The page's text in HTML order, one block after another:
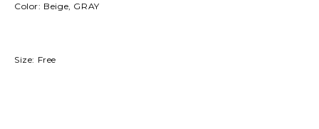
Color: Beige, GRAY
Size: Free